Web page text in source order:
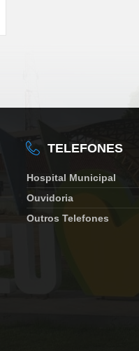
TELEFONES
Hospital Municipal
Ouvidoria
Outros Telefones